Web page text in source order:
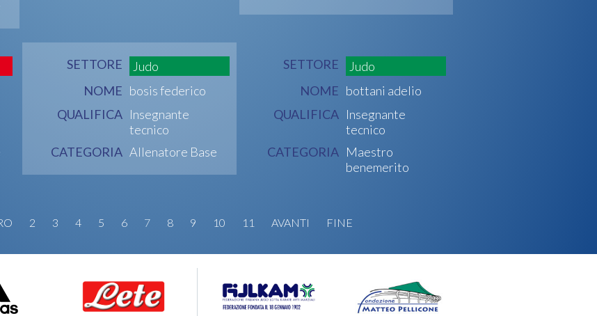
SETTORE
Judo
NOME bosis federico
QUALIFICA Insegnante
tecnico
CATEGORIA Allenatore Base
SETTORE
Judo
NOME bottani adelio
QUALIFICA Insegnante
tecnico
CATEGORIA Maestro
benemerito
2 3 4 5 6 7 8 9 10 11 AVANTI FINE